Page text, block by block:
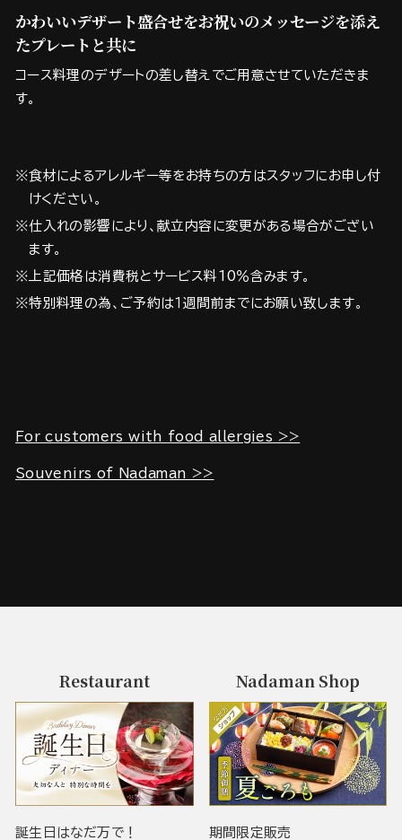
かわいいデザート盛合せをお祝いのメッセージを添え
たプレートと共に
コース料理のデザートの差し替えでご用意させていただきま
す。
※食材によるアレルギー等をお持ちの方はスタッフにお申し付
けください。
※仕入れの影響により、献立内容に変更がある場合がござい
ます。
※上記価格は消費税とサービス料10％含みます。
※特別料理の為、ご予約は１週間前までにお願い致します。
For customers with food allergies >>
Souvenirs of Nadaman >>
Restaurant
誕生日はなだ万で！
Nadaman Shop
期間限定販売